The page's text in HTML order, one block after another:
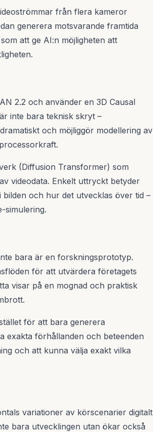
från flera kameror
generera motsvarande framtida
att ge AI:n möjligheten att
2.2 och använder en 3D Causal
inte bara teknisk skryt –
och möjliggör modellering av
(Diffusion Transformer) som
videodata. Enkelt uttryckt betyder
och hur det utvecklas över tid –
simulering.
bara är en forskningsprototyp.
för att utvärdera företagets
visar på en mognad och praktisk
för att bara generera
exakta förhållanden och beteenden
och att kunna välja exakt vilka
variationer av körscenarier digitalt
bara utvecklingen utan ökar också